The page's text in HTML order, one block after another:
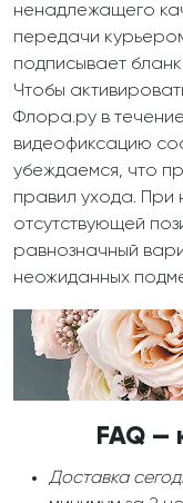
ненадлежащего
передачи
подписывает
Чтобы
Флора.ру в
видеофиксацию
убеждаемся, что
правил ухода. При
отсутствующей
равнозначный
неожиданных
FAQ —
Доставка